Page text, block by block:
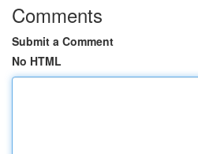
Comments
Submit a Comment
No HTML